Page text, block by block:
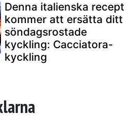
Denna italienska recept
kommer att ersätta ditt
söndagsrostade
kyckling: Cacciatora-
kyckling